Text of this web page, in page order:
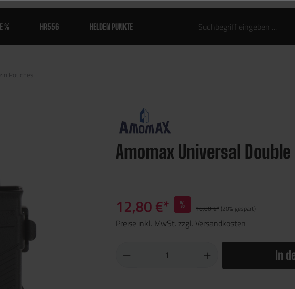
% HR556 HELDEN PUNKTE
Pouches
Amomax Universal
12,80 €* % 16,00 €* (20% gespart)
Preise inkl. MwSt. zzgl. Versandkosten
In